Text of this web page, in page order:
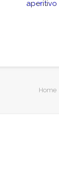
aperitivo
Home